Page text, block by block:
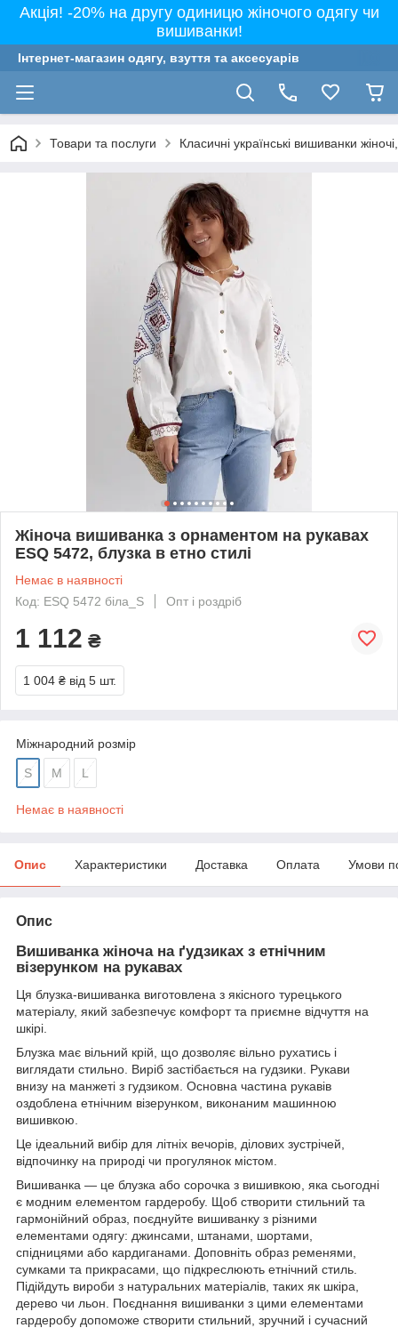
Акція! -20% на другу одиницю жіночого одягу чи
вишиванки!
Інтернет-магазин одягу, взуття та аксесуарів
Товари та послуги Класичні українські вишиванки
Жіноча вишиванка з орнаментом на рукавах
ESQ 5472, блузка в етно стилі
Немає в наявності
Код: ESQ 5472 біла_S
Опт і роздріб
1 112 ₴
1 004 ₴ від 5 шт.
Міжнародний розмір
S M L
Немає в наявності
Опис Характеристики Доставка Оплата Умови
Опис
Вишиванка жіноча на ґудзиках з етнічним
візерунком на рукавах
Ця блузка-вишиванка виготовлена з якісного турецького
матеріалу, який забезпечує комфорт та приємне відчуття на
шкірі.
Блузка має вільний крій, що дозволяє вільно рухатись і
виглядати стильно. Виріб застібається на гудзики. Рукави
внизу на манжеті з гудзиком. Основна частина рукавів
оздоблена етнічним візерунком, виконаним машинною
вишивкою.
Це ідеальний вибір для літніх вечорів, ділових зустрічей,
відпочинку на природі чи прогулянок містом.
Вишиванка — це блузка або сорочка з вишивкою, яка сьогодні
є модним елементом гардеробу. Щоб створити стильний та
гармонійний образ, поєднуйте вишиванку з різними
елементами одягу: джинсами, штанами, шортами,
спідницями або кардиганами. Доповніть образ ременями,
сумками та прикрасами, що підкреслюють етнічний стиль.
Підійдуть вироби з натуральних матеріалів, таких як шкіра,
дерево чи льон. Поєднання вишиванки з цими елементами
гардеробу допоможе створити стильний, зручний і сучасний